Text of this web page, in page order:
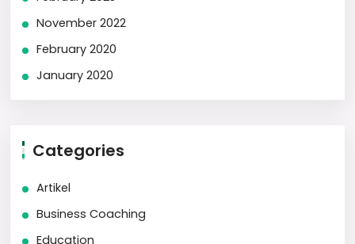
November 2022
February 2020
January 2020
Categories
Artikel
Business Coaching
Education